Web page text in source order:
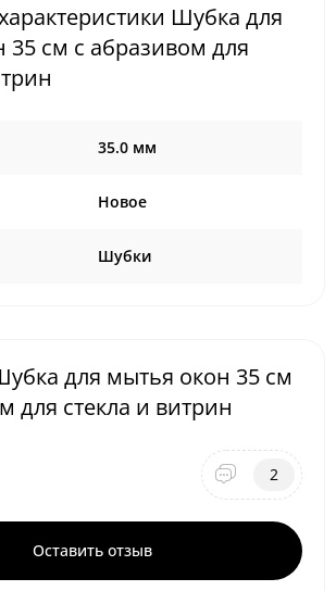
Шубка для
35 см с абразивом для
35.0 мм
Новое
Шубки
для мытья окон 35 см
для стекла и витрин
2
Оставить отзыв